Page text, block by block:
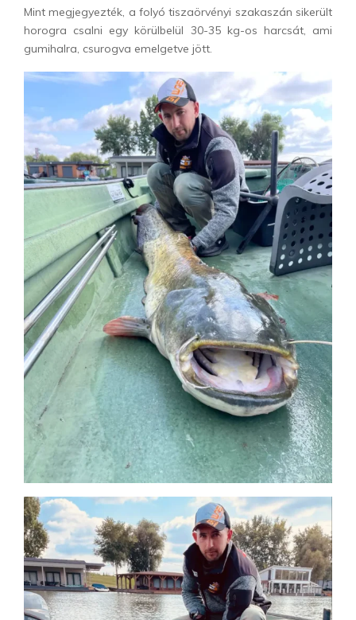
Mint megjegyezték, a folyó tiszaörvényi szakaszán sikerült
horogra csalni egy körülbelül 30-35 kg-os harcsát, ami
gumihalra, csurogva emelgetve jött.